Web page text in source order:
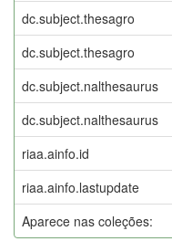
dc.subject.thesagro
dc.subject.thesagro
dc.subject.nalthesaurus
dc.subject.nalthesaurus
riaa.ainfo.id
riaa.ainfo.lastupdate
Aparece nas coleções: